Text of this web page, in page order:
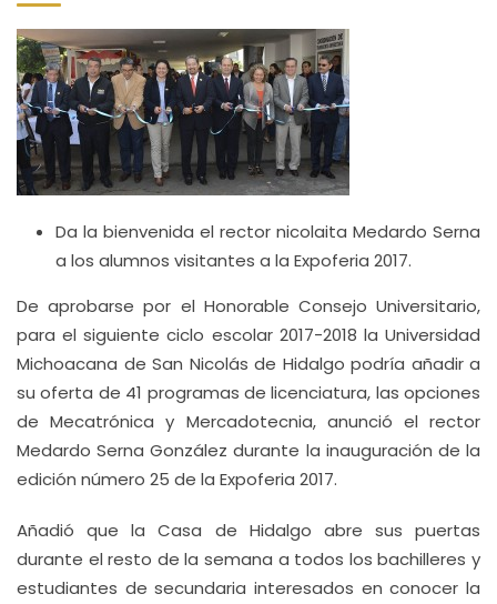
Da la bienvenida el rector nicolaita Medardo Serna
a los alumnos visitantes a la Expoferia 2017.
De aprobarse por el Honorable Consejo Universitario,
para el siguiente ciclo escolar 2017-2018 la Universidad
Michoacana de San Nicolás de Hidalgo podría añadir a
su oferta de 41 programas de licenciatura, las opciones
de Mecatrónica y Mercadotecnia, anunció el rector
Medardo Serna González durante la inauguración de la
edición número 25 de la Expoferia 2017.
Añadió que la Casa de Hidalgo abre sus puertas
durante el resto de la semana a todos los bachilleres y
estudiantes de secundaria interesados en conocer la